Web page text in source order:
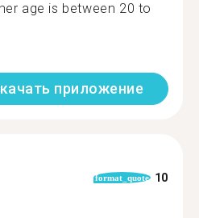
age is between 20 to
приложение
format_quote 10